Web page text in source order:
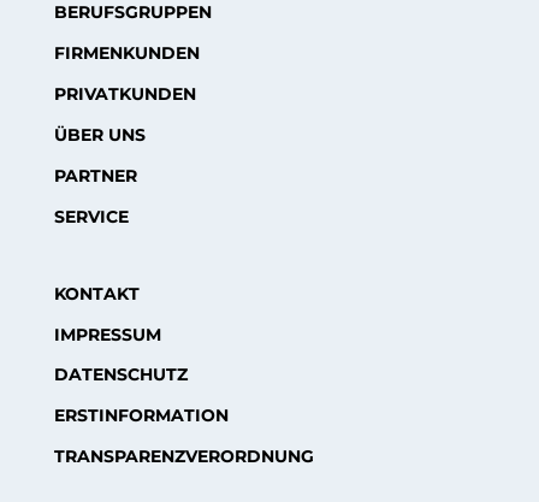
BERUFSGRUPPEN
FIRMENKUNDEN
PRIVATKUNDEN
ÜBER UNS
PARTNER
SERVICE
KONTAKT
IMPRESSUM
DATENSCHUTZ
ERSTINFORMATION
TRANSPARENZVERORDNUNG